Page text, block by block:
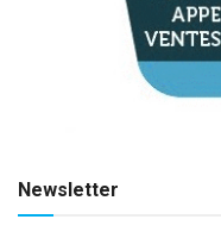
Newsletter